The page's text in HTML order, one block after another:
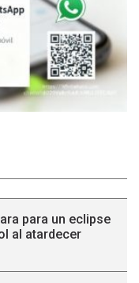
para un eclipse
al atardecer